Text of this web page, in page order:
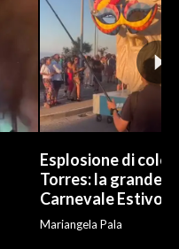
Esplosione di
Torres: la grande
Carnevale Estivo
Mariangela Pala